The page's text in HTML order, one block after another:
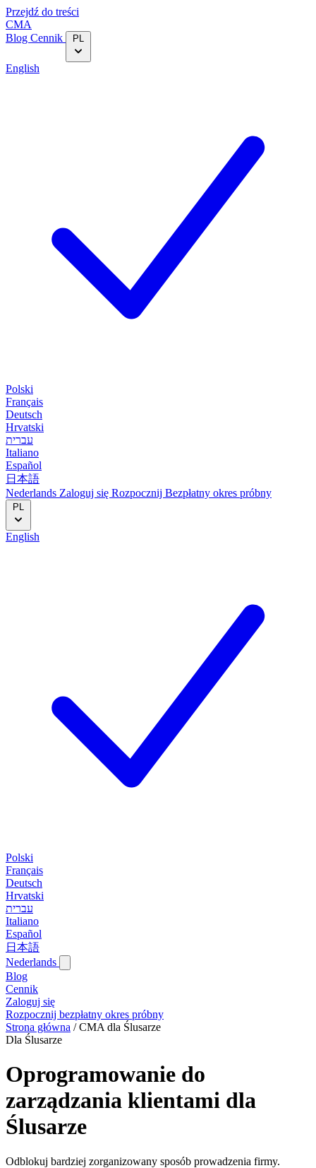
Przejdź do treści
CMA
Blog‎ Cennik PL
English
Polski
Français
Deutsch
Hrvatski
עברית
Italiano
Español
日本語
Nederlands Zaloguj się Rozpocznij Bezpłatny okres próbny
PL
English
Polski
Français
Deutsch
Hrvatski
עברית
Italiano
Español
日本語
Nederlands
Blog‎
Cennik
Zaloguj się
Rozpocznij bezpłatny okres próbny
Strona główna / CMA dla Ślusarze
Dla Ślusarze
Oprogramowanie do
zarządzania klientami dla
Ślusarze
Odblokuj bardziej zorganizowany sposób prowadzenia firmy.